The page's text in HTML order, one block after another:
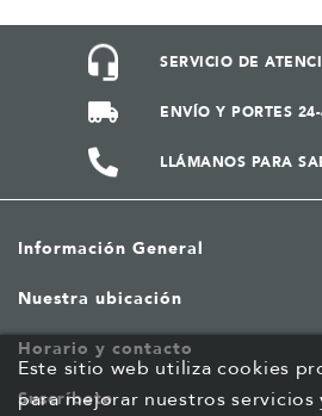
SERVICIO DE
ENVÍO Y PORTES
LLÁMANOS PARA
Información General
Nuestra ubicación
Horario y contacto
Suscríbete
Este sitio web utiliza cookies
para mejorar nuestros servicios